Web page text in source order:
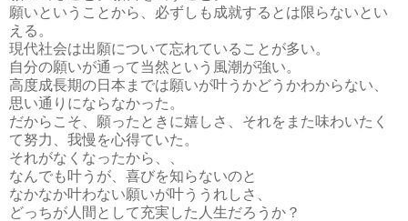
願いということから、必ずしも成就するとは限らないとい
える。
現代社会は出願について忘れていることが多い。
自分の願いが通って当然という風潮が強い。
高度成長期の日本までは願いが叶うかどうかわからない、
思い通りにならなかった。
だからこそ、願ったときに嬉しさ、それをまた味わいたく
て努力、我慢を心得ていた。
それがなくなったから、、
なんでも叶うが、喜びを知らないのと
なかなか叶わない願いが叶ううれしさ、
どっちが人間として充実した人生だろうか？